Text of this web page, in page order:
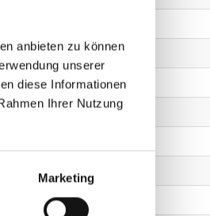
anbieten zu können
unserer
diese Informationen
Ihrer Nutzung
Marketing